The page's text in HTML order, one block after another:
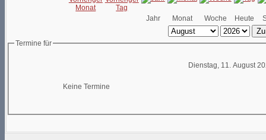
Jahr Monat Woche Heute
Termine für
Dienstag, 11. August
Keine Termine